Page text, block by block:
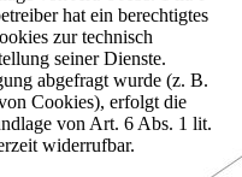
hat ein berechtigtes
zur technisch
seiner Dienste.
abgefragt wurde (z. B.
Cookies), erfolgt die
von Art. 6 Abs. 1 lit.
widerrufbar.